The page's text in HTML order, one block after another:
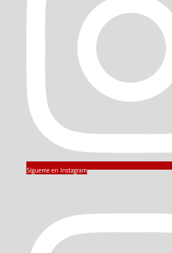
Sígueme en Instagram